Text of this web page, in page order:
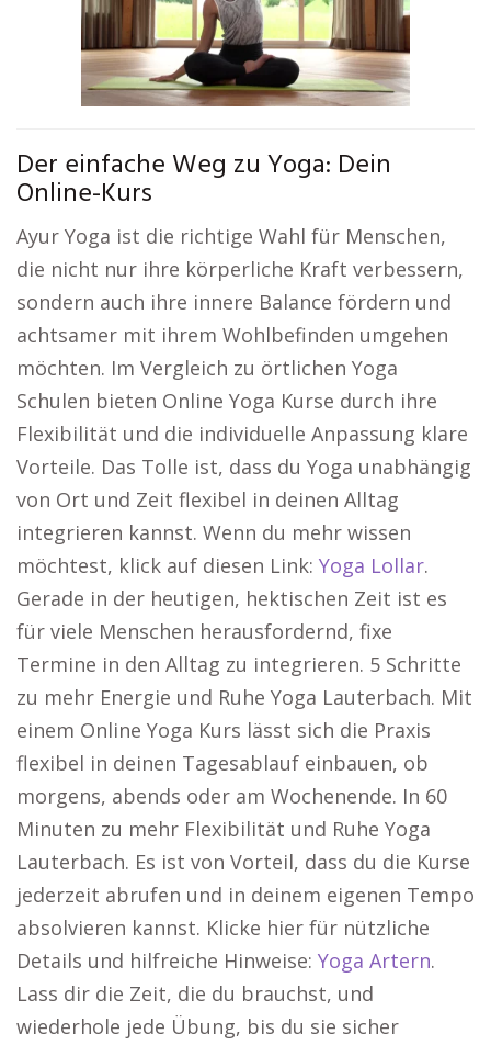
Der einfache Weg zu Yoga: Dein
Online-Kurs
Ayur Yoga ist die richtige Wahl für Menschen,
die nicht nur ihre körperliche Kraft verbessern,
sondern auch ihre innere Balance fördern und
achtsamer mit ihrem Wohlbefinden umgehen
möchten. Im Vergleich zu örtlichen Yoga
Schulen bieten Online Yoga Kurse durch ihre
Flexibilität und die individuelle Anpassung klare
Vorteile. Das Tolle ist, dass du Yoga unabhängig
von Ort und Zeit flexibel in deinen Alltag
integrieren kannst. Wenn du mehr wissen
möchtest, klick auf diesen Link: Yoga Lollar.
Gerade in der heutigen, hektischen Zeit ist es
für viele Menschen herausfordernd, fixe
Termine in den Alltag zu integrieren. 5 Schritte
zu mehr Energie und Ruhe Yoga Lauterbach. Mit
einem Online Yoga Kurs lässt sich die Praxis
flexibel in deinen Tagesablauf einbauen, ob
morgens, abends oder am Wochenende. In 60
Minuten zu mehr Flexibilität und Ruhe Yoga
Lauterbach. Es ist von Vorteil, dass du die Kurse
jederzeit abrufen und in deinem eigenen Tempo
absolvieren kannst. Klicke hier für nützliche
Details und hilfreiche Hinweise: Yoga Artern.
Lass dir die Zeit, die du brauchst, und
wiederhole jede Übung, bis du sie sicher